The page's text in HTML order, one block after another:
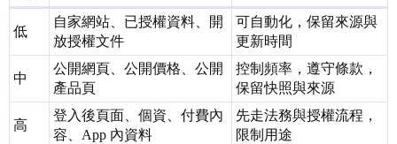
低
自家網站、已授權資料、開
放授權文件
可自動化，保留來源與
更新時間
中
公開網頁、公開價格、公開
產品頁
控制頻率，遵守條款，
保留快照與來源
高
登入後頁面、個資、付費內
容、App 內資料
先走法務與授權流程，
限制用途